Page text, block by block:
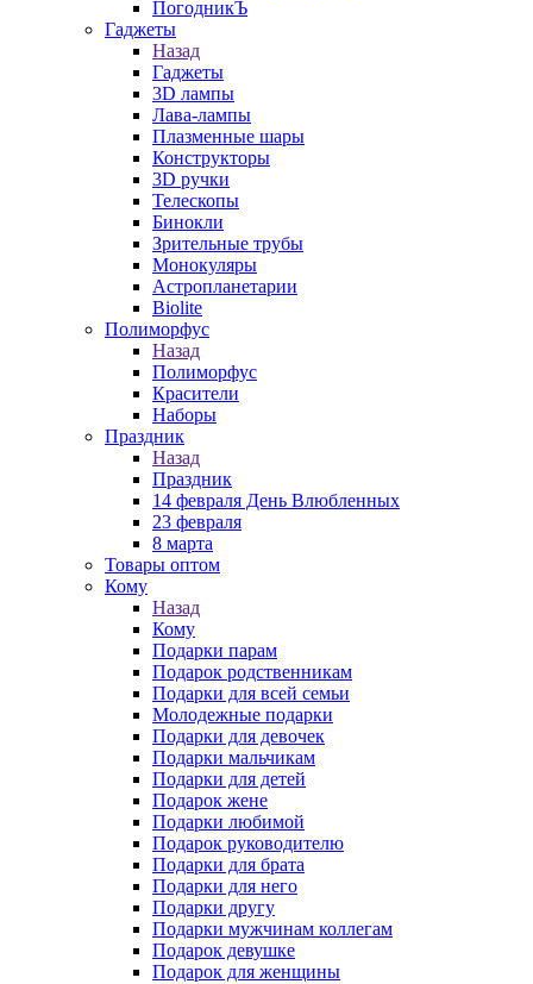
ПогодникЪ
Гаджеты
Назад
Гаджеты
3D лампы
Лава-лампы
Плазменные шары
Конструкторы
3D ручки
Телескопы
Бинокли
Зрительные трубы
Монокуляры
Астропланетарии
Biolite
Полиморфус
Назад
Полиморфус
Красители
Наборы
Праздник
Назад
Праздник
14 февраля День Влюбленных
23 февраля
8 марта
Товары оптом
Кому
Назад
Кому
Подарки парам
Подарок родственникам
Подарки для всей семьи
Молодежные подарки
Подарки для девочек
Подарки мальчикам
Подарки для детей
Подарок жене
Подарки любимой
Подарок руководителю
Подарки для брата
Подарки для него
Подарки другу
Подарки мужчинам коллегам
Подарок девушке
Подарок для женщины